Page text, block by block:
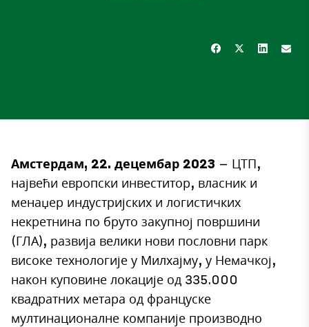
Амстердам, 22. децембар 2023 – ЦТП,
највећи европски инвеститор, власник и
менаџер индустријских и логистичких
некретнина по бруто закупној површини
(ГЛА), развија велики нови пословни парк
високе технологије у Милхајму, у Немачкој,
након куповине локације од 335.000
квадратних метара од француске
мултинационалне компаније производно